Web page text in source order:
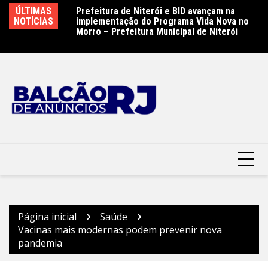
para
ÚLTIMAS
NOTÍCIAS
Prefeitura de Niterói e BID avançam na
implementação do Programa Vida Nova no
Morro – Prefeitura Municipal de Niterói
Prefeito Rodrigo Neves vistoria obras do
Supercentro de Exames, Imagens e
Especialidades de Niterói – Prefeitura
Página inicial
Saúde
Vacinas mais modernas podem prevenir nova
pandemia